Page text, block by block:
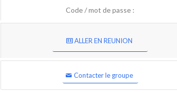
Code / mot de passe :
ALLER EN REUNION
Contacter le groupe